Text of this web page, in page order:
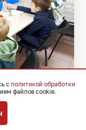
Краснодарского
с политикой обработки
файлов cookie.